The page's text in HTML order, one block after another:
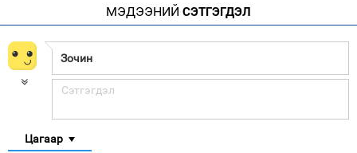
МЭДЭЭНИЙ СЭТГЭГДЭЛ
Цагаар